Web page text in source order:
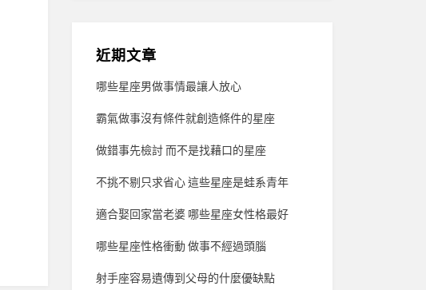
近期文章
哪些星座男做事情最讓人放心
霸氣做事沒有條件就創造條件的星座
做錯事先檢討 而不是找藉口的星座
不挑不剔只求省心 這些星座是蛙系青年
適合娶回家當老婆 哪些星座女性格最好
哪些星座性格衝動 做事不經過頭腦
射手座容易遺傳到父母的什麼優缺點